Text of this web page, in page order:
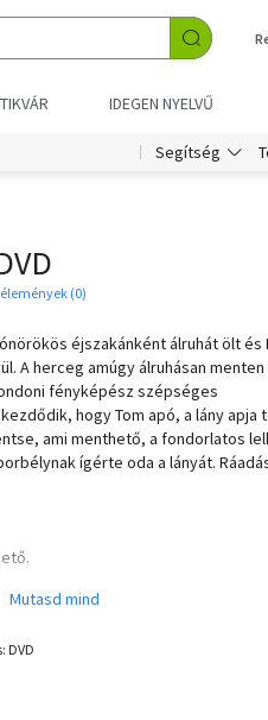
IDEGEN NYELVŰ
Segítség
(0)
éjszakánként álruhát ölt és
A herceg amúgy álruhásan menten
fényképész szépséges
hogy Tom apó, a lány apja
ami menthető, a fondorlatos
ígérte oda a lányát.
DVD